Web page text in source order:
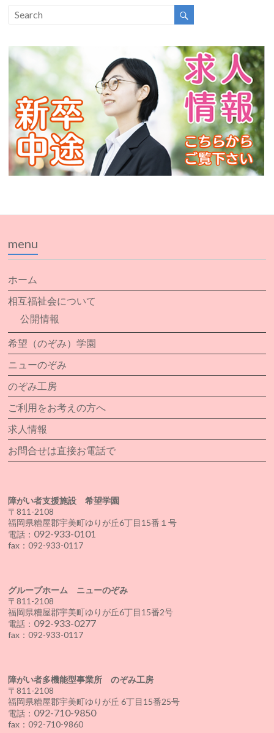
menu
ホーム
相互福祉会について
公開情報
希望（のぞみ）学園
ニューのぞみ
のぞみ工房
ご利用をお考えの方へ
求人情報
お問合せは直接お電話で
障がい者支援施設 希望学園
〒811-2108
福岡県糟屋郡宇美町ゆりが丘6丁目15番１号
電話： 092-933-0101
fax：092-933-0117
グループホーム ニューのぞみ
〒811-2108
福岡県糟屋郡宇美町ゆりが丘6丁目15番2号
電話： 092-933-0277
fax：092-933-0117
障がい者多機能型事業所 のぞみ工房
〒811-2108
福岡県糟屋郡宇美町ゆりが丘 6丁目15番25号
電話： 092-710-9850
fax：092-710-9860